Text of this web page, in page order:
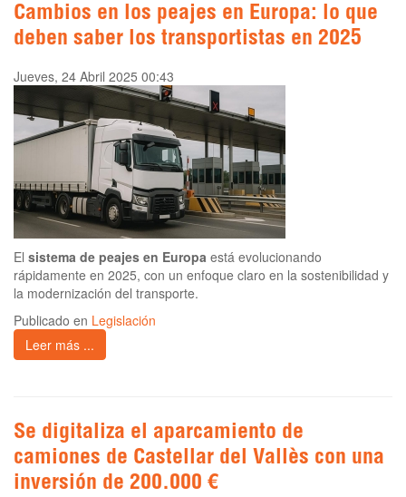
Cambios en los peajes en Europa: lo que
deben saber los transportistas en 2025
Jueves, 24 Abril 2025 00:43
El sistema de peajes en Europa está evolucionando
rápidamente en 2025, con un enfoque claro en la sostenibilidad y
la modernización del transporte.
Publicado en Legislación
Leer más ...
Se digitaliza el aparcamiento de
camiones de Castellar del Vallès con una
inversión de 200.000 €